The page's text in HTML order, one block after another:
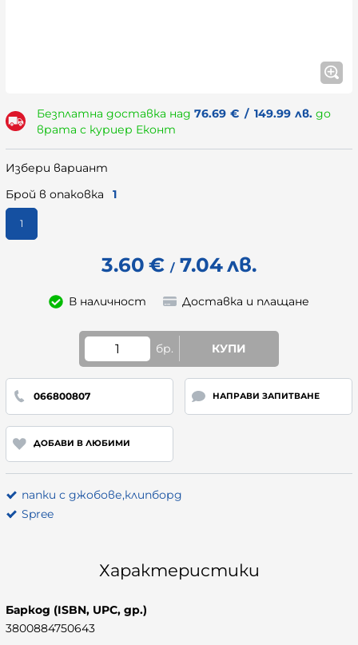
Безплатна доставка над 76.69 € / 149.99 лв.до
врата с куриер Еконт
Избери вариант
Брой в опаковка
1
1
3.60 € / 7.04лв.
В наличност Доставка и плащане
бр. КУПИ
066800807 НАПРАВИ ЗАПИТВАНЕ
ДОБАВИ В ЛЮБИМИ
папки с джобове,клипборд
Spree
Характеристики
Баркод (ISBN, UPC, др.)
3800884750643